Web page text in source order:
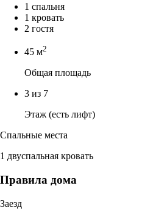
1 спальня
1 кровать
2 гостя
45 м2
Общая площадь
3 из 7
Этаж (есть лифт)
Спальные места
1 двуспальная кровать
Правила дома
Заезд